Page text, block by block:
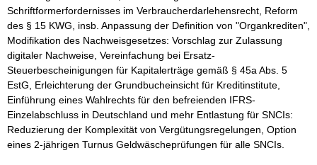
Schriftformerfordernisses im Verbraucherdarlehensrecht, Reform
des § 15 KWG, insb. Anpassung der Definition von "Organkrediten",
Modifikation des Nachweisgesetzes: Vorschlag zur Zulassung
digitaler Nachweise, Vereinfachung bei Ersatz-
Steuerbescheinigungen für Kapitalerträge gemäß § 45a Abs. 5
EstG, Erleichterung der Grundbucheinsicht für Kreditinstitute,
Einführung eines Wahlrechts für den befreienden IFRS-
Einzelabschluss in Deutschland und mehr Entlastung für SNCIs:
Reduzierung der Komplexität von Vergütungsregelungen, Option
eines 2-jährigen Turnus Geldwäscheprüfungen für alle SNCIs.